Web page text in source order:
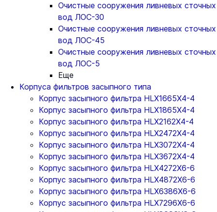
Очистные сооружения ливневых сточных
вод ЛОС-30
Очистные сооружения ливневых сточных
вод ЛОС-45
Очистные сооружения ливневых сточных
вод ЛОС-5
Еще
Корпуса фильтров засыпного типа
Корпус засыпного фильтра HLX1665X4-4
Корпус засыпного фильтра HLX1865X4-4
Корпус засыпного фильтра HLX2162X4-4
Корпус засыпного фильтра HLX2472X4-4
Корпус засыпного фильтра HLX3072X4-4
Корпус засыпного фильтра HLX3672X4-4
Корпус засыпного фильтра HLX4272X6-6
Корпус засыпного фильтра HLX4872X6-6
Корпус засыпного фильтра HLX6386X6-6
Корпус засыпного фильтра HLX7296X6-6